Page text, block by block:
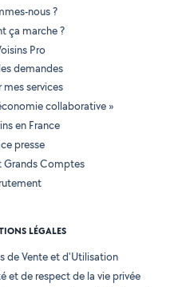
nous ?
ça marche ?
Pro
demandes
mes services
collaborative »
en France
presse
Grands Comptes
LÉGALES
de Vente et d'Utilisation
et de respect de la vie privée